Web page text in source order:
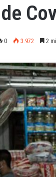
0 3.972 2